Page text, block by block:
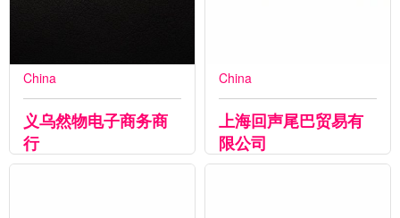
China
义乌然物电子商务商
行
China
上海回声尾巴贸易有
限公司